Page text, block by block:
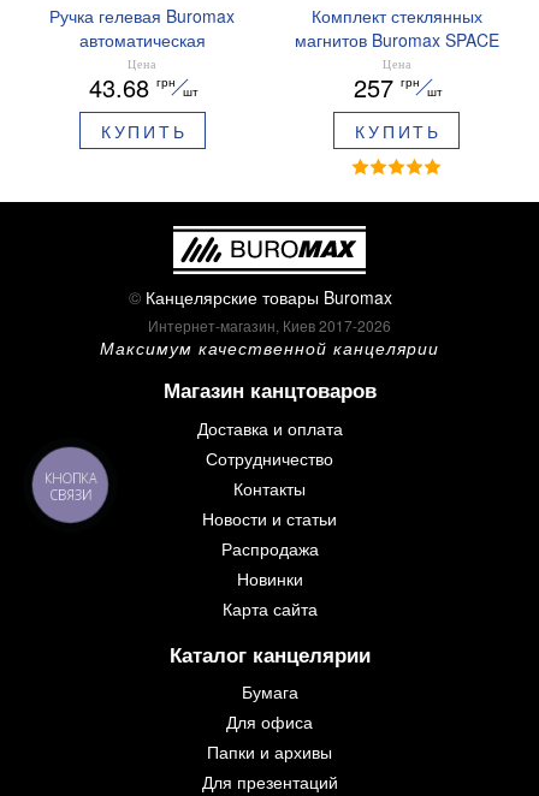
Ручка гелевая Buromax
автоматическая
ARABESKI 0.5 мм
ароматизированный грипп
синие чернила в блистере
BM.8379-02
Цена
43.68 грн
шт
КУПИТЬ
Комплект стеклянных
магнитов Buromax SPACE
12 шт 30 мм BM.0048
Цена
257 грн
шт
КУПИТЬ
© Канцелярские товары Buromax
Интернет-магазин, Киев 2017-2026
Максимум качественной канцелярии
Магазин канцтоваров
Доставка и оплата
Сотрудничество
Контакты
Новости и статьи
Распродажа
Новинки
Карта сайта
Каталог канцелярии
Бумага
Для офиса
Папки и архивы
Для презентаций
КНОПКА
СВЯЗИ